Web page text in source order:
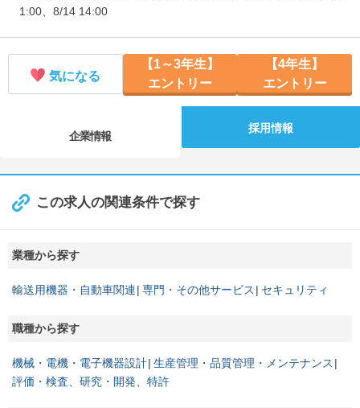
1:00、8/14 14:00
気になる
【1～3年生】
エントリー
【4年生】
エントリー
企業情報
採用情報
この求人の関連条件で探す
業種から探す
輸送用機器・自動車関連 専門・その他サービス セキュリティ
職種から探す
機械・電機・電子機器設計 生産管理・品質管理・メンテナンス
評価・検査、研究・開発、特許